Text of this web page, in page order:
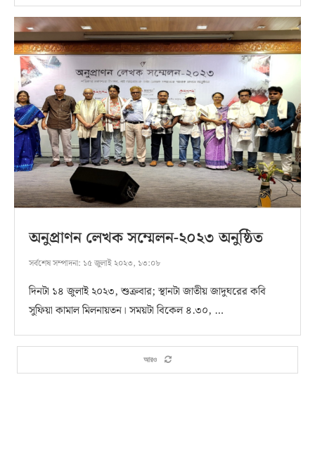
অনুপ্রাণন লেখক সম্মেলন-২০২৩ অনুষ্ঠিত
সর্বশেষ সম্পাদনা: ১৫ জুলাই ২০২৩, ১৩:০৮
দিনটা ১৪ জুলাই ২০২৩, শুক্রবার; স্থানটা জাতীয় জাদুঘরের কবি
সুফিয়া কামাল মিলনায়তন। সময়টা বিকেল ৪.৩০, …
আরও